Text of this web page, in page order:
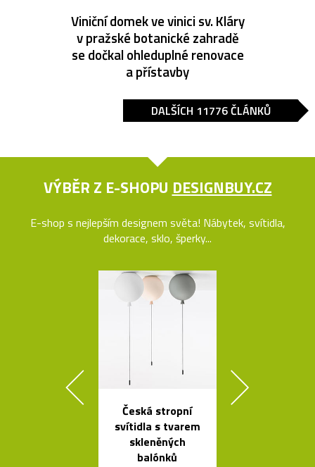
Viniční domek ve vinici sv. Kláry
v pražské botanické zahradě
se dočkal ohleduplné renovace
a přístavby
DALŠÍCH 11776 ČLÁNKŮ
VÝBĚR Z E-SHOPU DESIGNBUY.CZ
E-shop s nejlepším designem světa! Nábytek, svítidla,
dekorace, sklo, šperky...
Česká stropní
svítidla s tvarem
skleněných
balónků